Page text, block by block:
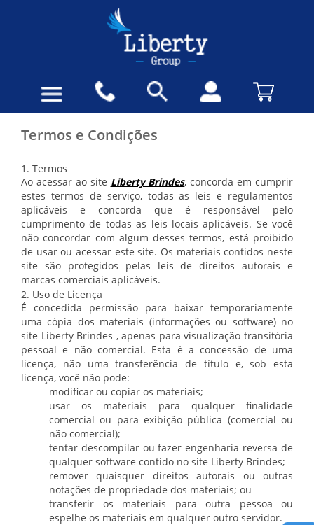
Termos e Condições
1. Termos
Ao acessar ao site Liberty Brindes, concorda em cumprir
estes termos de serviço, todas as leis e regulamentos
aplicáveis ​​e concorda que é responsável pelo
cumprimento de todas as leis locais aplicáveis. Se você
não concordar com algum desses termos, está proibido
de usar ou acessar este site. Os materiais contidos neste
site são protegidos pelas leis de direitos autorais e
marcas comerciais aplicáveis.
2. Uso de Licença
É concedida permissão para baixar temporariamente
uma cópia dos materiais (informações ou software) no
site Liberty Brindes , apenas para visualização transitória
pessoal e não comercial. Esta é a concessão de uma
licença, não uma transferência de título e, sob esta
licença, você não pode:
modificar ou copiar os materiais;
usar os materiais para qualquer finalidade
comercial ou para exibição pública (comercial ou
não comercial);
tentar descompilar ou fazer engenharia reversa de
qualquer software contido no site Liberty Brindes;
remover quaisquer direitos autorais ou outras
notações de propriedade dos materiais; ou
transferir os materiais para outra pessoa ou
espelhe os materiais em qualquer outro servidor.